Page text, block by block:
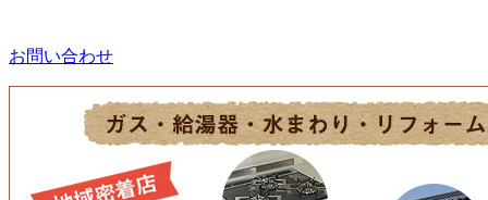
お問い合わせ